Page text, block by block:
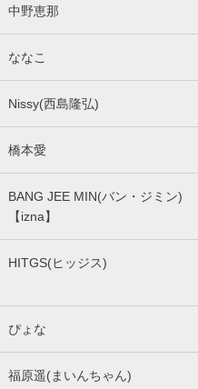
中野恵那
ななこ
Nissy(西島隆弘)
橋本愛
BANG JEE MIN(バン・ジミン)
【izna】
HITGS(ヒッジス)
ぴょな
福原遥(まいんちゃん)